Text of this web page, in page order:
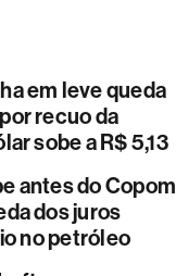
em leve queda
recuo da
sobe a R$ 5,13
antes do Copom
dos juros
no petróleo